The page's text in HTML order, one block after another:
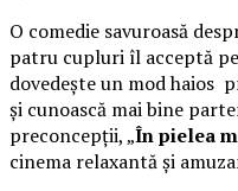
O comedie savuroasă
patru cupluri îl acceptă
dovedește un mod haios
și cunoască mai bine
preconcepții, „În pielea
cinema relaxantă și